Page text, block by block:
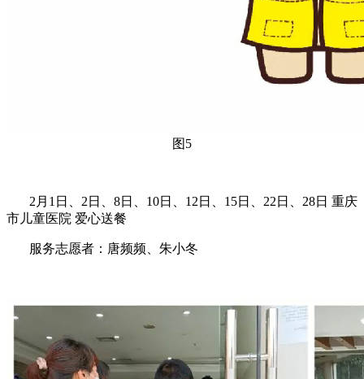
图5
2月1日、2日、8日、10日、12日、15日、22日、28日 重庆
市儿童医院 爱心送餐
服务志愿者：唐频频、朱小冬